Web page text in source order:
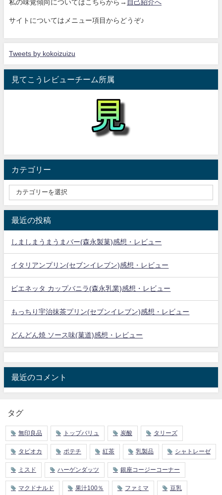
私の味覚傾向についてはこちらから→ 自己紹介へ
サイトについてはメニュー項目からどうぞ♪
Tweets by kokoizuizu
見てこうレビューチーム所属
カテゴリー
最近の投稿
しましまうまうまバー(森永製菓)感想・レビュー
イタリアンプリン(セブンイレブン)感想・レビュー
ビエネッタ カップバニラ(森永乳業)感想・レビュー
もっちり宇治抹茶プリン(セブンイレブン)感想・レビュー
どんどん焼 ソース味(菓道)感想・レビュー
最近のコメント
タグ
無印良品 トップバリュ 炭酸 タリーズ
タピオカ ポテチ 紅茶 乳製品 シャトレーゼ
ミスド ハーゲンダッツ 銀座コージーコーナー
マクドナルド 果汁100％ ファミマ 豆乳